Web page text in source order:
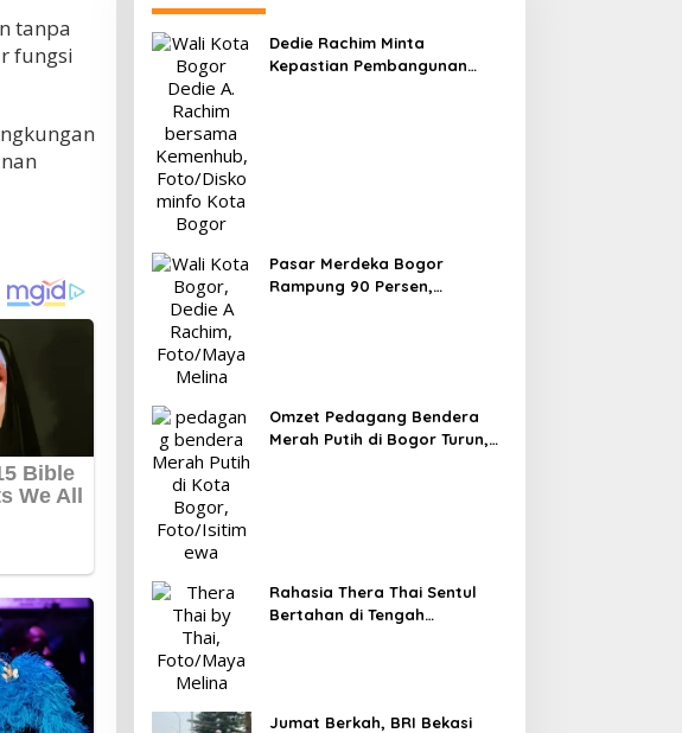
tanpa
fungsi
Dedie Rachim Minta
Kepastian Pembangunan
Pasar Merdeka Bogor
Rampung 90 Persen,
Omzet Pedagang Bendera
Merah Putih di Bogor Turun,
Rahasia Thera Thai Sentul
Bertahan di Tengah
Jumat Berkah, BRI Bekasi